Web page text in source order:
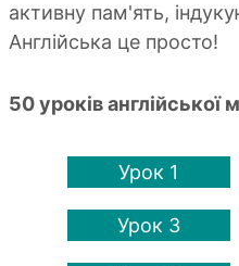
активну пам'ять,
Англійська це просто!
50 уроків англійської
Урок 1
Урок 3